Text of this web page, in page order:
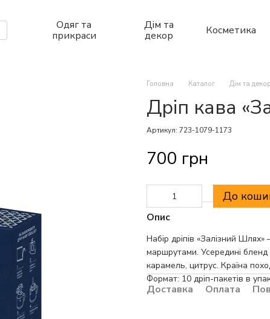
Одяг та
прикраси
Дім та
декор
Косметика
Головна Каталог Дім та декор
Дріп кава
Артикул: 723-1079-1173
700 грн
До
Опис
Набір дріпів «Залізний
маршрутами. Усередині бленд
карамель, цитрус. Країна
Формат: 10 дріп-пакетів в
Доставка Оплата